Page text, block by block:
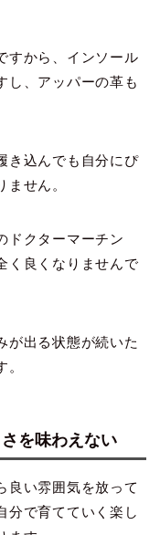
すから、インソール
し、アッパーの革も
き込んでも自分にぴ
せん。
ドクターマーチン
く良くなりませんで
が出る状態が続いた
を味わえない
良い雰囲気を放って
分で育てていく楽し